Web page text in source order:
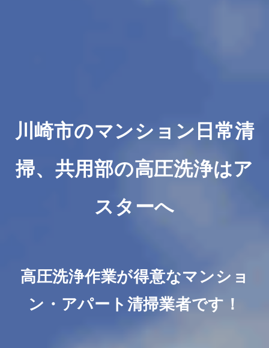
川崎市のマンション日常清
掃、共用部の高圧洗浄はア
スターへ
高圧洗浄作業が得意なマンショ
ン・アパート清掃業者です！